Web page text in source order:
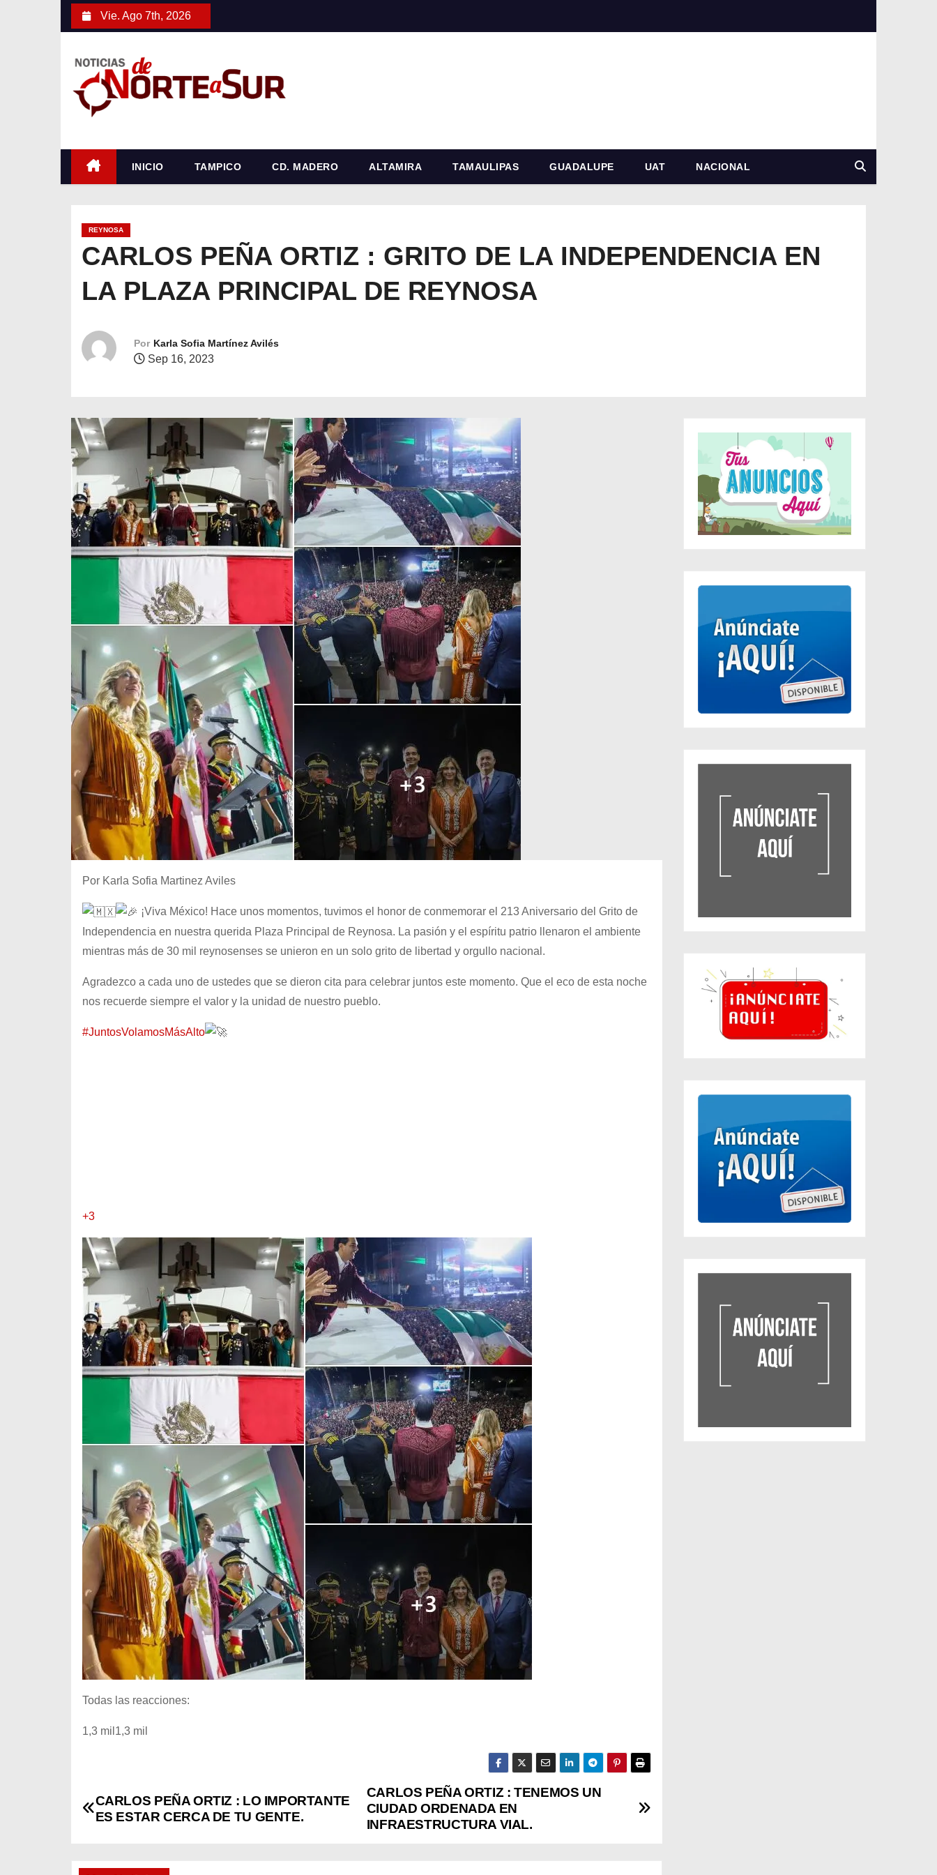
o
Vie. Ago 7th, 2026
INICIO TAMPICO CD. MADERO ALTAMIRA TAMAULIPAS GUADALUPE UAT NACIONAL
REYNOSA
CARLOS PEÑA ORTIZ : GRITO DE LA INDEPENDENCIA EN
LA PLAZA PRINCIPAL DE REYNOSA
Por Karla Sofia Martínez Avilés
Sep 16, 2023
Por Karla Sofia Martinez Aviles
¡Viva México! Hace unos momentos, tuvimos el honor de conmemorar el 213 Aniversario del Grito de
Independencia en nuestra querida Plaza Principal de Reynosa. La pasión y el espíritu patrio llenaron el ambiente
mientras más de 30 mil reynosenses se unieron en un solo grito de libertad y orgullo nacional.
Agradezco a cada uno de ustedes que se dieron cita para celebrar juntos este momento. Que el eco de esta noche
nos recuerde siempre el valor y la unidad de nuestro pueblo.
#JuntosVolamosMásAlto
+3
Todas las reacciones:
1,3 mil1,3 mil
N
CARLOS PEÑA ORTIZ : TENEMOS UN
CIUDAD ORDENADA EN
INFRAESTRUCTURA VIAL.
CARLOS PEÑA ORTIZ : LO IMPORTANTE
ES ESTAR CERCA DE TU GENTE.